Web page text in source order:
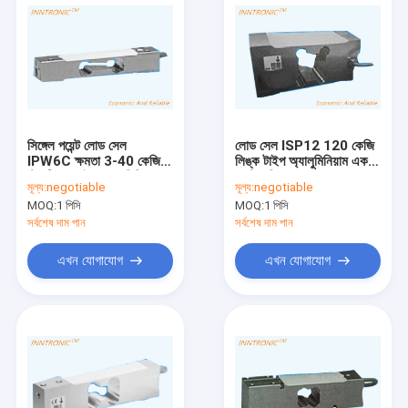
পণ্য
আমাদের সম্পর্কে
সিঙ্গেল পয়েন্ট লোড সেল
IPW6C ক্ষমতা 3-40 কেজি
ওয়েট ফোর্স সেন্সর 2mv/v C3
C6 কাউন্টিং স্কেলের জন্য
IP67
মূল্য:negotiable
MOQ:1 পিসি
সর্বশেষ দাম পান
এখন যোগাযোগ
লোড সেল ISP12 120 কেজি
লিঙ্ক টাইপ অ্যালুমিনিয়াম একক
ওজন মেশিনের জন্য IP65
2mv/v
মূল্য:negotiable
MOQ:1 পিসি
সর্বশেষ দাম পান
এখন যোগাযোগ